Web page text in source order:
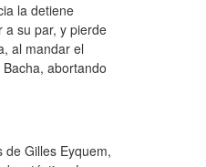
la detiene
a su par, y pierde
al mandar el
abortando
Gilles Eyquem,